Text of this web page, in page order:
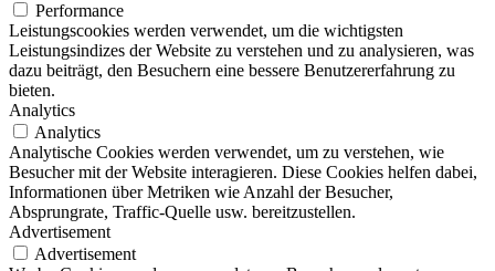
Performance
Leistungscookies werden verwendet, um die wichtigsten
Leistungsindizes der Website zu verstehen und zu analysieren, was
dazu beiträgt, den Besuchern eine bessere Benutzererfahrung zu
bieten.
Analytics
Analytics
Analytische Cookies werden verwendet, um zu verstehen, wie
Besucher mit der Website interagieren. Diese Cookies helfen dabei,
Informationen über Metriken wie Anzahl der Besucher,
Absprungrate, Traffic-Quelle usw. bereitzustellen.
Advertisement
Advertisement